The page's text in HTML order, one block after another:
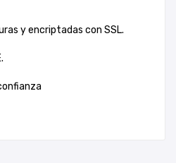
y encriptadas con SSL.